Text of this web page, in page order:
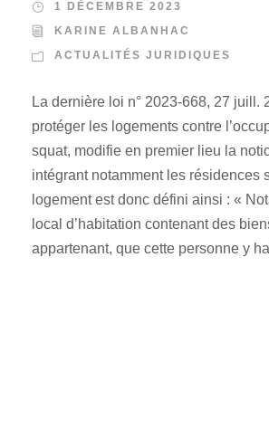
1 DÉCEMBRE 2023
KARINE ALBANHAC
ACTUALITÉS JURIDIQUES
La dernière loi n° 2023-668, 27 juill.
protéger les logements contre
squat, modifie en premier lieu la
intégrant notamment les résidences
logement est donc défini ainsi : «
local d’habitation contenant des
appartenant, que cette personne y